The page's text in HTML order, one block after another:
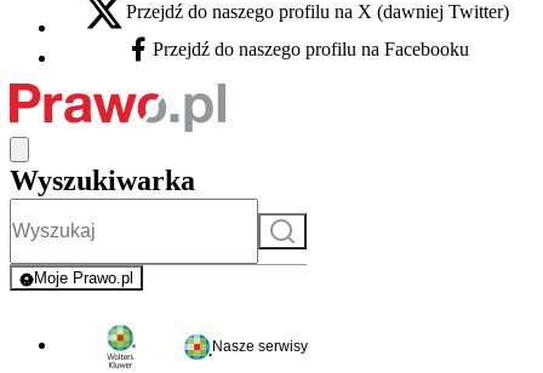
X - otwiera się w nowej karcie
Przejdź do naszego profilu na X (dawniej Twitter)
Facebook - otwiera się w nowej karcie
Przejdź do naszego profilu na Facebooku
Wyszukiwarka
Szukaj
Moje Prawo.pl
- rejestracja i logowanie do serwisu
Nasze serwisy